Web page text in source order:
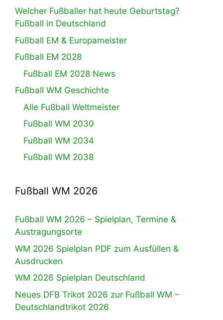
Welcher Fußballer hat heute Geburtstag?
Fußball in Deutschland
Fußball EM & Europameister
Fußball EM 2028
Fußball EM 2028 News
Fußball WM Geschichte
Alle Fußball Weltmeister
Fußball WM 2030
Fußball WM 2034
Fußball WM 2038
Fußball WM 2026
Fußball WM 2026 – Spielplan, Termine &
Austragungsorte
WM 2026 Spielplan PDF zum Ausfüllen &
Ausdrucken
WM 2026 Spielplan Deutschland
Neues DFB Trikot 2026 zur Fußball WM –
Deutschlandtrikot 2026